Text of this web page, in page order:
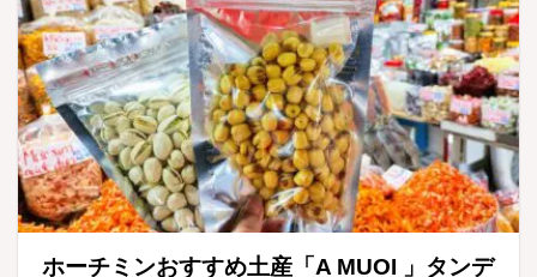
ホーチミンおすすめ土産「A MUOI 」タンデ